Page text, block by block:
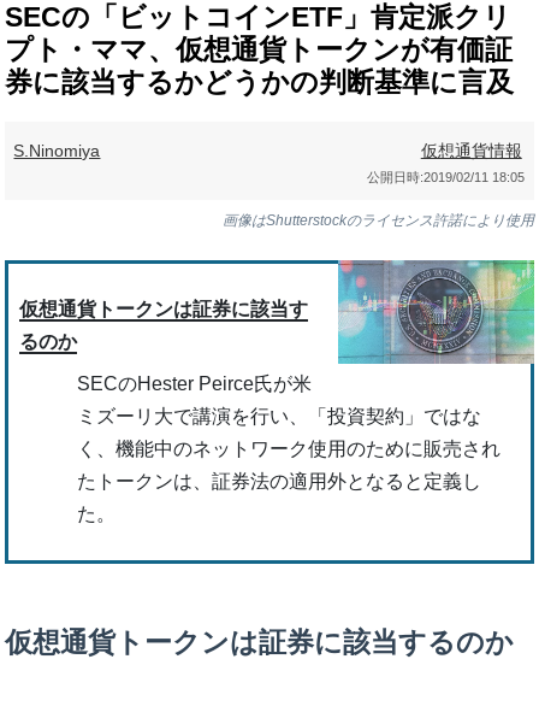
SECの「ビットコインETF」肯定派クリ
プト・ママ、仮想通貨トークンが有価証
券に該当するかどうかの判断基準に言及
S.Ninomiya 仮想通貨情報
公開日時:2019/02/11 18:05
画像はShutterstockのライセンス許諾により使用
仮想通貨トークンは証券に該当す
るのか
SECのHester Peirce氏が米
ミズーリ大で講演を行い、「投資契約」ではな
く、機能中のネットワーク使用のために販売され
たトークンは、証券法の適用外となると定義し
た。
仮想通貨トークンは証券に該当するのか